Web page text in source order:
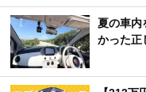
夏の車内
かった正